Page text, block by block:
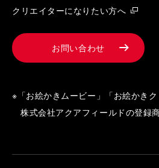
クリエイターになりたい方へ
お問い合わせ
※「お絵かきムービー」「お絵かき
株式会社アクアフィールドの登録商